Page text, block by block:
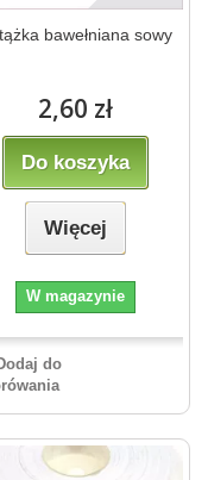
bawełniana sowy
2,60 zł
Do koszyka
Więcej
W magazynie
do